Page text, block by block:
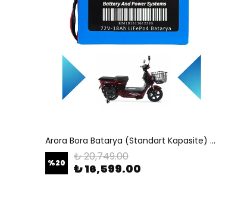
Arora Bora Batarya (Standart Kapasite) LiFePO4 72V 18Ah Elektrikli Motosiklet Bataryası
%20 ₺ 20,749.00
₺ 16,599.00